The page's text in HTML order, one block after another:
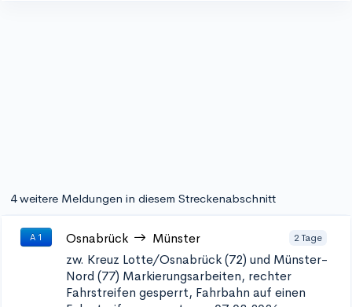
4 weitere Meldungen in diesem Streckenabschnitt
A 1 Osnabrück Münster 2 Tage
zw. Kreuz Lotte/Osnabrück (72) und Münster-
Nord (77) Markierungsarbeiten, rechter
Fahrstreifen gesperrt, Fahrbahn auf einen